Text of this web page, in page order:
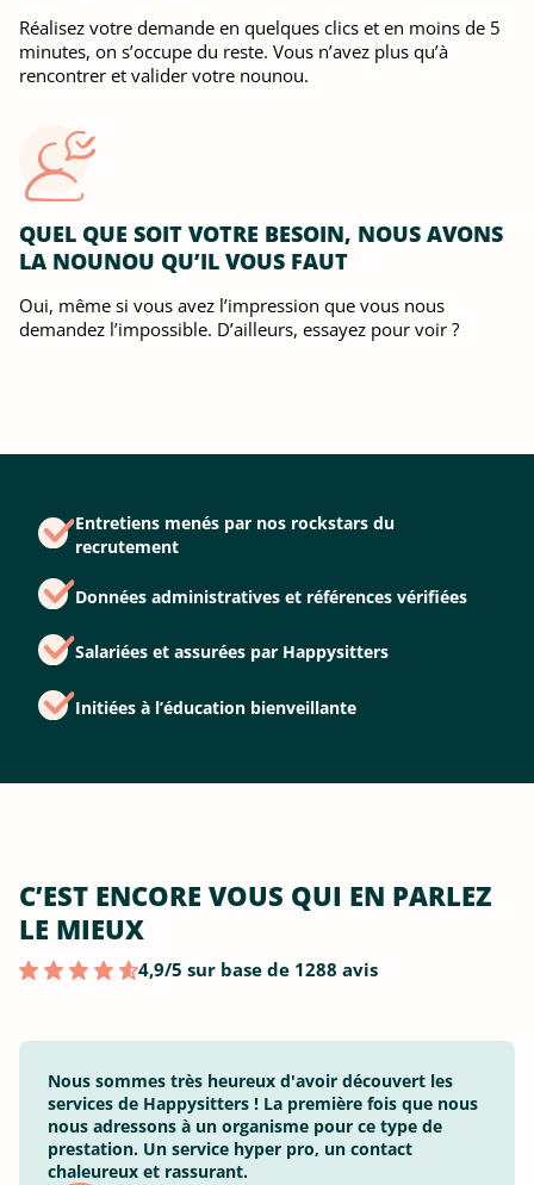
Réalisez votre demande en quelques clics et en moins de 5
minutes, on s’occupe du reste. Vous n’avez plus qu’à
rencontrer et valider votre nounou.
QUEL QUE SOIT VOTRE BESOIN, NOUS AVONS
LA NOUNOU QU’IL VOUS FAUT
Oui, même si vous avez l’impression que vous nous
demandez l’impossible. D’ailleurs, essayez pour voir ?
Entretiens menés par nos rockstars du
recrutement
Données administratives et références vérifiées
Salariées et assurées par Happysitters
Initiées à l’éducation bienveillante
C’EST ENCORE VOUS QUI EN PARLEZ
LE MIEUX
4,9/5 sur base de 1288 avis
Nous sommes très heureux d'avoir découvert les
services de Happysitters ! La première fois que nous
nous adressons à un organisme pour ce type de
prestation. Un service hyper pro, un contact
chaleureux et rassurant.